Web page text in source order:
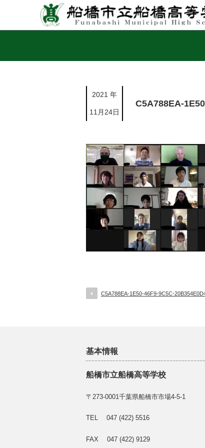
2021 年
11月24日
C5A788EA-
C5A788EA-1E50-46F9-9C5C-
基本情報
船橋市立船橋高等学校
〒273-0001千葉県船橋市市場4-5-1
TEL 047 (422) 5516
FAX 047 (422) 9129